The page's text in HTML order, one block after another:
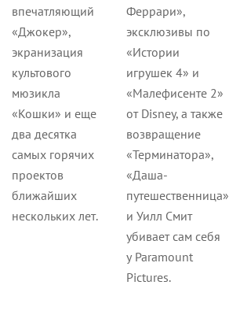
впечатляющий
«Джокер»,
экранизация
культового
мюзикла
«Кошки» и еще
два десятка
самых горячих
проектов
ближайших
нескольких лет.
Феррари»,
эксклюзивы по
«Истории
игрушек 4» и
«Малефисенте 2»
от Disney, а также
возвращение
«Терминатора»,
«Даша-
путешественница»
и Уилл Смит
убивает сам себя
у Paramount
Pictures.